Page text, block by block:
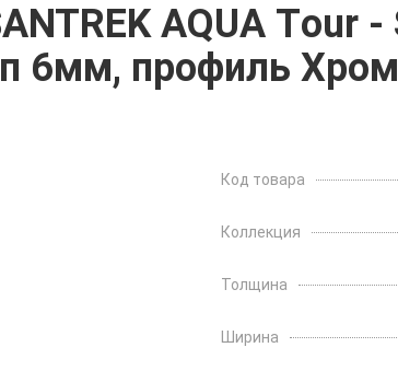
AQUA Тour
6мм, профиль
Код товара
Коллекция
Толщина
Ширина